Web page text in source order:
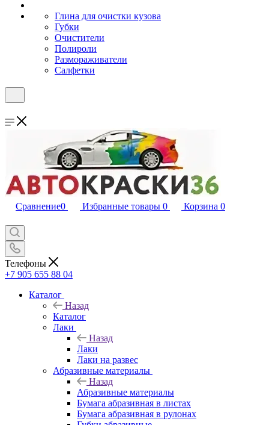
Глина для очистки кузова
Губки
Очистители
Полироли
Размораживатели
Салфетки
Сравнение0 Избранные товары 0 Корзина 0
Телефоны
+7 905 655 88 04
Каталог
Назад
Каталог
Лаки
Назад
Лаки
Лаки на развес
Абразивные материалы
Назад
Абразивные материалы
Бумага абразивная в листах
Бумага абразивная в рулонах